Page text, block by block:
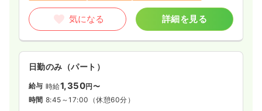
気になる 詳細を見る
日勤のみ（パート）
給与 時給1,350円〜
時間 8:45～17:00 （休憩60分）